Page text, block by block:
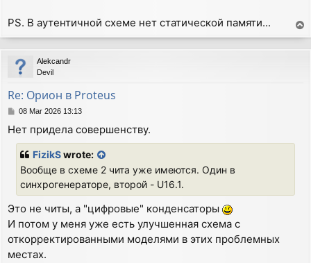
PS. В аутентичной схеме нет статической памяти...
o
p
Alekcandr
Devil
Re: Орион в Proteus
P
s
t
08 Mar 2026 13:13
Нет придела совершенству.
FizikSwrote:
Вообще в схеме 2 чита уже имеются. Один в
синхрогенераторе, второй - U16.1.
Это не читы, а "цифровые" конденсаторы
И потом у меня уже есть улучшенная схема с
откорректированными моделями в этих проблемных
местах.